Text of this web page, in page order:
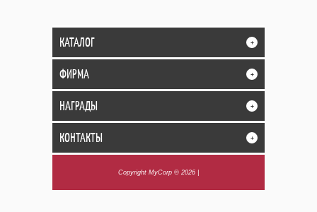
КАТАЛОГ +
ФИРМА +
НАГРАДЫ +
КОНТАКТЫ +
Copyright MyCorp © 2026